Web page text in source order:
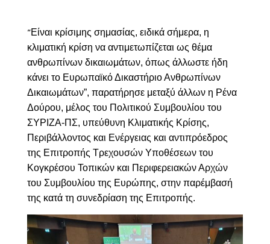
“Είναι κρίσιμης σημασίας, ειδικά σήμερα, η
κλιματική κρίση να αντιμετωπίζεται ως θέμα
ανθρωπίνων δικαιωμάτων, όπως άλλωστε ήδη
κάνει το Ευρωπαϊκό Δικαστήριο Ανθρωπίνων
Δικαιωμάτων”, παρατήρησε μεταξύ άλλων η Ρένα
Δούρου, μέλος του Πολιτικού Συμβουλίου του
ΣΥΡΙΖΑ-Π Σ, υπεύθυνη Κλιματικής Κρίσης,
Περιβάλλοντος και Ενέργειας και αντιπρόεδρος
της Επιτροπής Τρεχουσών Υποθέσεων του
Κογκρέσου Τοπικών και Περιφερειακών Αρχών
του Συμβουλίου της Ευρώπης, στην παρέμβασή
της κατά τη συνεδρίαση της Επιτροπής.